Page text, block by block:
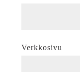
Verkkosivu